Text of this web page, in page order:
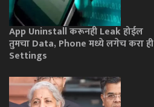
App Uninstall करूनही Leak होईल
तुमचा Data, Phone मध्ये लगेच करा ही
Settings